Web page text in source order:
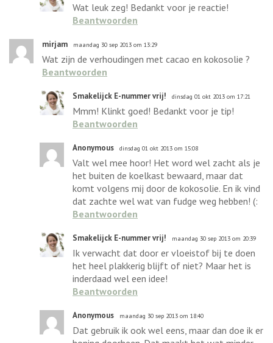
Wat leuk zeg! Bedankt voor je reactie!
Beantwoorden
mirjam maandag 30 sep 2013 om 13:29
Wat zijn de verhoudingen met cacao en kokosolie ?
Beantwoorden
Smakelijck E-nummer vrij! dinsdag 01 okt 2013 om 17:21
Mmm! Klinkt goed! Bedankt voor je tip!
Beantwoorden
Anonymous dinsdag 01 okt 2013 om 15:08
Valt wel mee hoor! Het word wel zacht als je
het buiten de koelkast bewaard, maar dat
komt volgens mij door de kokosolie. En ik vind
dat zachte wel wat van fudge weg hebben! (:
Beantwoorden
Smakelijck E-nummer vrij! maandag 30 sep 2013 om 20:39
Ik verwacht dat door er vloeistof bij te doen
het heel plakkerig blijft of niet? Maar het is
inderdaad wel een idee!
Beantwoorden
Anonymous maandag 30 sep 2013 om 18:40
Dat gebruik ik ook wel eens, maar dan doe ik er